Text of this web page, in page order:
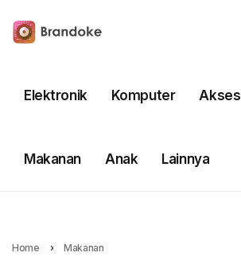
Elektronik Komputer
Makanan Anak Lainnya
Home › Makanan